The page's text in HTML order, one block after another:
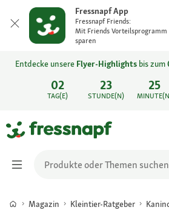
Fressnapf App
Fressnapf Friends:
Mit Friends
sparen
02
TAG(E)
23
STUNDE(N)
25
Entdecke unsere Flyer-Highlights bis zum
Magazin Kleintier-Ratgeber